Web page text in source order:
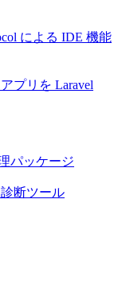
による IDE 機能
プリを Laravel
パッケージ
断ツール